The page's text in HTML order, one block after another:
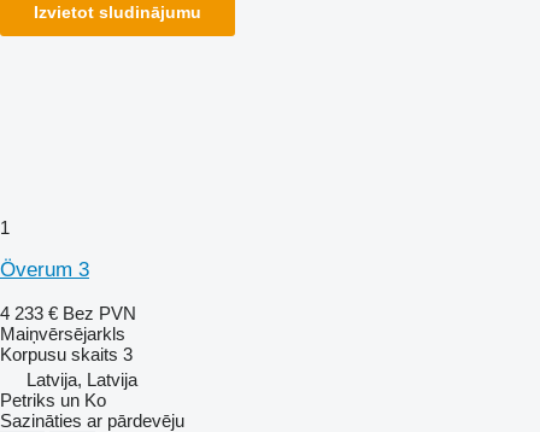
Izvietot sludinājumu
1
Överum 3
4 233 € Bez PVN
Maiņvērsējarkls
Korpusu skaits 3
Latvija, Latvija
Petriks un Ko
Sazināties ar pārdevēju